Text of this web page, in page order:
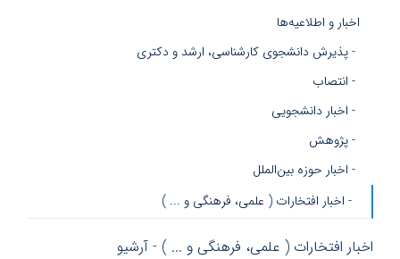
اخبار و اطلاعیه‌ها
- پذیرش دانشجوی کارشناسی، ارشد و دکتری
- انتصاب
- اخبار دانشجویی
- پژوهش
- اخبار حوزه بین‌الملل
- اخبار افتخارات ( علمی، فرهنگی و ... )
اخبار افتخارات ( علمی، فرهنگی و ... ) - آرشیو